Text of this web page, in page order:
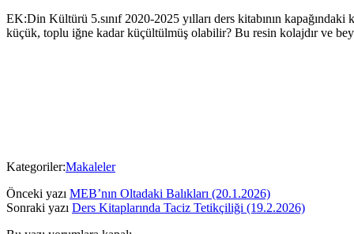
EK:Din Kültürü 5.sınıf 2020-2025 yılları ders kitabının
küçük, toplu iğne kadar küçültülmüş olabilir? Bu resin kolajdır ve
Kategoriler:Makaleler
Önceki yazı MEB’nın Oltadaki Balıkları (20.1.2026)
Sonraki yazı Ders Kitaplarında Taciz Tetikçiliği (19.2.2026)